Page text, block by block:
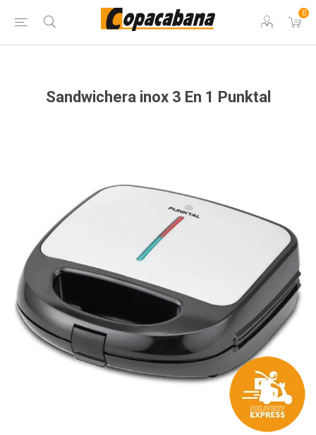
0
Sandwichera inox 3 En 1 Punktal